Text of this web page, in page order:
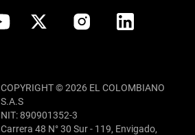
COPYRIGHT © 2026 EL COLOMBIANO
S.A.S
NIT: 890901352-3
Carrera 48 N° 30 Sur - 119, Envigado,